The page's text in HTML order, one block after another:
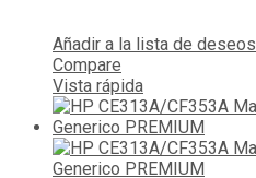
Añadir a la lista de deseos
Compare
Vista rápida